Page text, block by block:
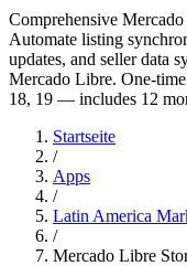
Comprehensive
Automate listing
updates, and seller data
Mercado Libre. One-
18, 19 — includes 12
Startseite
/
Apps
/
Latin America
/
Mercado Libre